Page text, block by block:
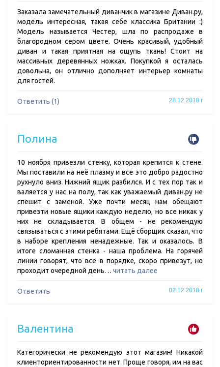
Заказала замечательный диванчик в магазине Диван.ру,
модель интересная, такая себе классика Британии :)
Модель называется Честер, шла по распродаже в
благородном сером цвете. Очень красивый, удобный
диван и такая приятная на ощупь ткань! Стоит на
массивных деревянных ножках. Покупкой я осталась
довольна, он отлично дополняет интерьер комнаты
для гостей.
Ответить (1) 28.12.2018 г
Полина
10 ноября привезли стенку, которая крепится к стене.
Мы поставили на неё плазму и все это добро радостно
рухнуло вниз. Нижний ящик разбился. И с тех пор так и
валяется у нас на полу, так как уважаемый диван.ру не
спешит с заменой. Уже почти месяц нам обещают
привезти новые ящики каждую неделю, но все никак у
них не складывается. В общем - не рекомендую
связываться с этими ребятами. Ещё сборщик сказал, что
в наборе крепления ненадежные. Так и оказалось. В
итоге сломанная стенка - наша проблема. На горячей
линии говорят, что все в порядке, скоро привезут, но
проходит очередной день… читать далее
Ответить 02.12.2018 г
Валентина
Категорически не рекомендую этот магазин! Никакой
клиенториентированности нет. Проще говоря, им на вас